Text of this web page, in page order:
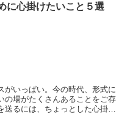
に心掛けたいこと５選
がいっぱい。今の時代、形式に
の場がたくさんあることをご存
るには、ちょっとした心掛け